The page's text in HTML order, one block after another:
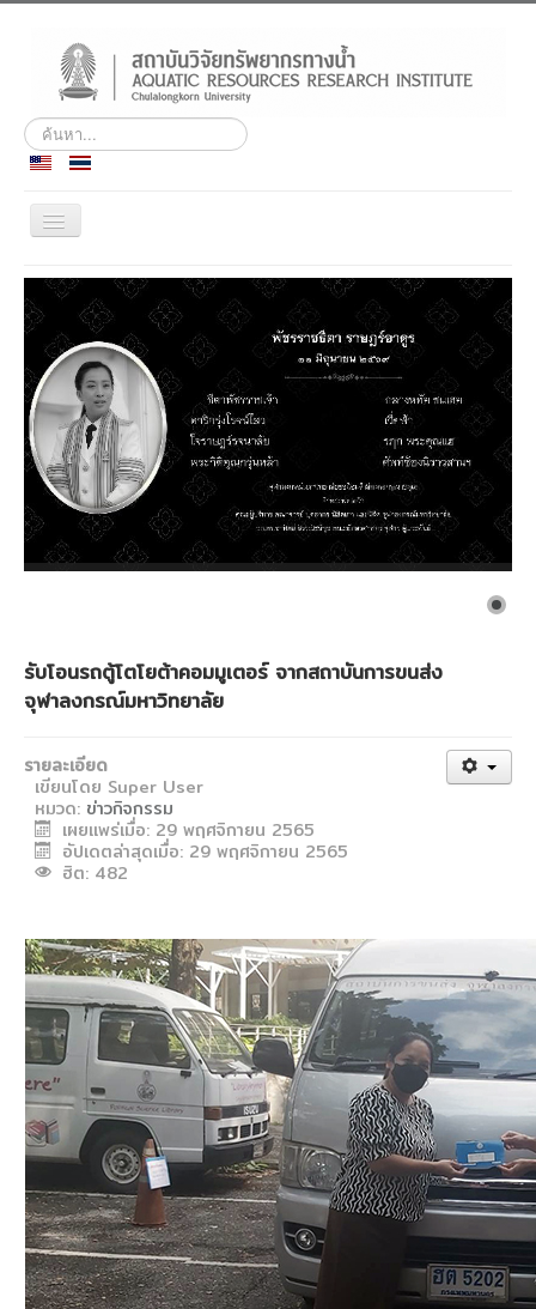
ค้นหา...
สลับ
เก
ประวัติ
พันธกิจ
บุคลากร
สถานีวิจัยฯ เกาะสีชัง
ศูนย์ฝึกอบรมและสัมมนา
ชลทัศนสถาน
ข่าวกิจกรรม
งานวิจัยขั้วโลก
ติดต่อสถาบัน
แบบฟอร์มดาวน์โหลด
วิชาการ
อัตราจัดเก็บเงินประเภทต่างๆ ของสถาบัน
รับโอนรถตู้โตโยต้าคอมมูเตอร์ จากสถาบันการขนส่ง
จุฬาลงกรณ์มหาวิทยาลัย
รายละเอียด
เขียนโดย Super User
หมวด: ข่าวกิจกรรม
เผยแพร่เมื่อ: 29 พฤศจิกายน 2565
อัปเดตล่าสุดเมื่อ: 29 พฤศจิกายน 2565
ฮิต: 482